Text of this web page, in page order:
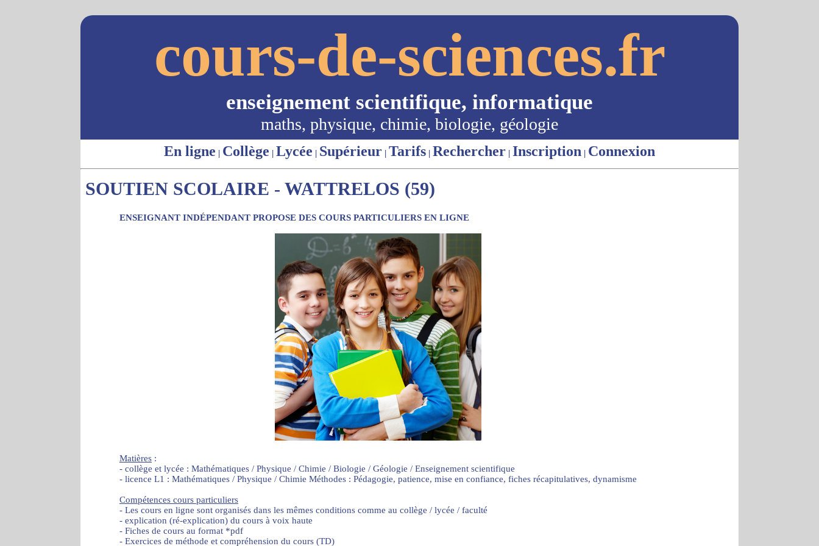
cours-de-sciences.fr
enseignement scientifique, informatique
maths, physique, chimie, biologie, géologie
En ligne | Collège | Lycée | Supérieur | Tarifs | Rechercher | Inscription | Connexion
SOUTIEN SCOLAIRE - WATTRELOS (59)
ENSEIGNANT INDÉPENDANT PROPOSE DES COURS PARTICULIERS EN LIGNE
Matières :
- collège et lycée : Mathématiques / Physique / Chimie / Biologie / Géologie / Enseignement scientifique
- licence L1 : Mathématiques / Physique / Chimie Méthodes : Pédagogie, patience, mise en confiance, fiches récapitulatives, dynamisme
Compétences cours particuliers
- Les cours en ligne sont organisés dans les mêmes conditions comme au collège / lycée / faculté
- explication (ré-explication) du cours à voix haute
- Fiches de cours au format *pdf
- Exercices de méthode et compréhension du cours (TD)